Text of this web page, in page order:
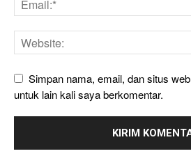
Simpan nama, email, dan situs
untuk lain kali saya berkomentar.